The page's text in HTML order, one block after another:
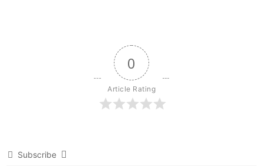
0
Article Rating
Subscribe